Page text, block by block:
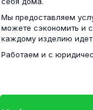
Мы предоставляем
можете сэкономить и
каждому изделию идет
Работаем и с